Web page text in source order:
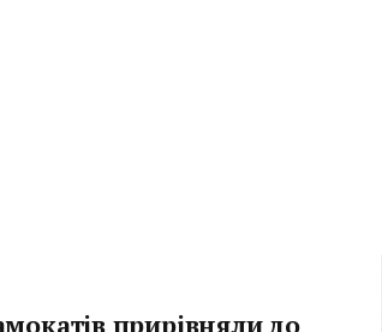
прирівняли до